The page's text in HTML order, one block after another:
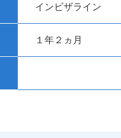
インビザライン
１年２ヵ月